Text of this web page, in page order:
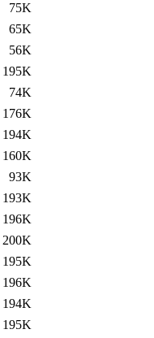
75K
65K
56K
195K
74K
176K
194K
160K
93K
193K
196K
200K
195K
196K
194K
195K